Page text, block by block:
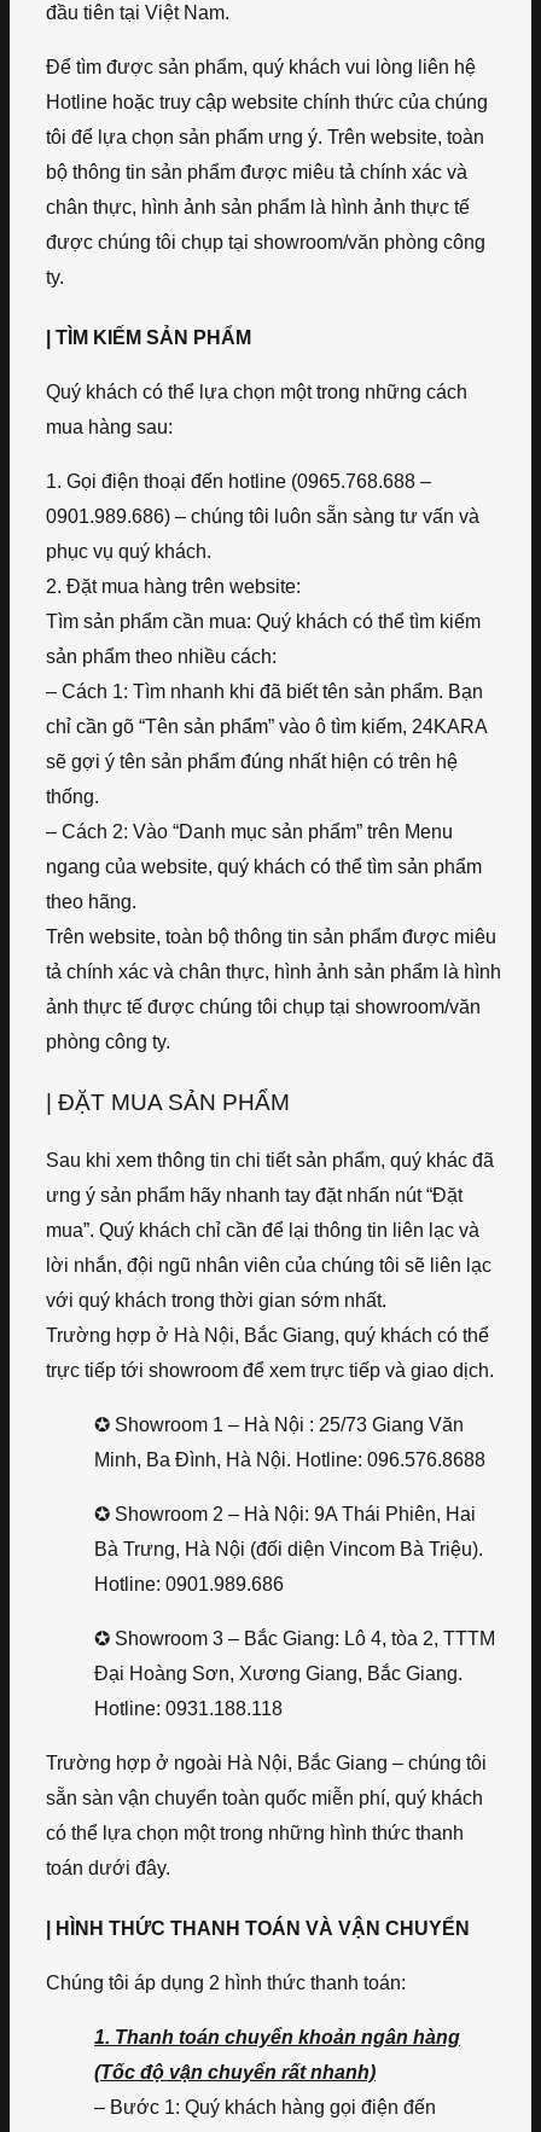
đầu tiên tại Việt Nam.
Để tìm được sản phẩm, quý khách vui lòng liên hệ
Hotline hoặc truy cập website chính thức của chúng
tôi để lựa chọn sản phẩm ưng ý. Trên website, toàn
bộ thông tin sản phẩm được miêu tả chính xác và
chân thực, hình ảnh sản phẩm là hình ảnh thực tế
được chúng tôi chụp tại showroom/văn phòng công
ty.
| TÌM KIẾM SẢN PHẨM
Quý khách có thể lựa chọn một trong những cách
mua hàng sau:
1. Gọi điện thoại đến hotline (0965.768.688 –
0901.989.686) – chúng tôi luôn sẵn sàng tư vấn và
phục vụ quý khách.
2. Đặt mua hàng trên website:
Tìm sản phẩm cần mua: Quý khách có thể tìm kiếm
sản phẩm theo nhiều cách:
– Cách 1: Tìm nhanh khi đã biết tên sản phẩm. Bạn
chỉ cần gõ “Tên sản phẩm” vào ô tìm kiếm, 24KARA
sẽ gợi ý tên sản phẩm đúng nhất hiện có trên hệ
thống.
– Cách 2: Vào “Danh mục sản phẩm” trên Menu
ngang của website, quý khách có thể tìm sản phẩm
theo hãng.
Trên website, toàn bộ thông tin sản phẩm được miêu
tả chính xác và chân thực, hình ảnh sản phẩm là hình
ảnh thực tế được chúng tôi chụp tại showroom/văn
phòng công ty.
| ĐẶT MUA SẢN PHẨM
Sau khi xem thông tin chi tiết sản phẩm, quý khác đã
ưng ý sản phẩm hãy nhanh tay đặt nhấn nút “Đặt
mua”. Quý khách chỉ cần để lại thông tin liên lạc và
lời nhắn, đội ngũ nhân viên của chúng tôi sẽ liên lạc
với quý khách trong thời gian sớm nhất.
Trường hợp ở Hà Nội, Bắc Giang, quý khách có thể
trực tiếp tới showroom để xem trực tiếp và giao dịch.
✪ Showroom 1 – Hà Nội : 25/73 Giang Văn
Minh, Ba Đình, Hà Nội. Hotline: 096.576.8688
✪ Showroom 2 – Hà Nội: 9A Thái Phiên, Hai
Bà Trưng, Hà Nội (đối diện Vincom Bà Triệu).
Hotline: 0901.989.686
✪ Showroom 3 – Bắc Giang: Lô 4, tòa 2, TTTM
Đại Hoàng Sơn, Xương Giang, Bắc Giang.
Hotline: 0931.188.118
Trường hợp ở ngoài Hà Nội, Bắc Giang – chúng tôi
sẵn sàn vận chuyển toàn quốc miễn phí, quý khách
có thể lựa chọn một trong những hình thức thanh
toán dưới đây.
| HÌNH THỨC THANH TOÁN VÀ VẬN CHUYỂN
Chúng tôi áp dụng 2 hình thức thanh toán:
1. Thanh toán chuyển khoản ngân hàng
(Tốc độ vận chuyển rất nhanh)
– Bước 1: Quý khách hàng gọi điện đến